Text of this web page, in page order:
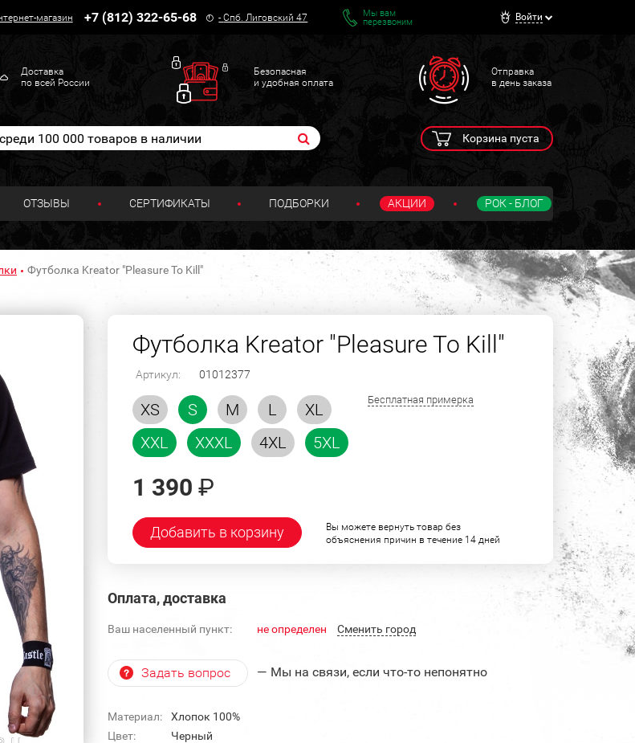
магазин +7 (812) 322-65-68 -Спб. Лиговский 47
Мы вам
перезвоним
Войти
Доставка
по всей России
Безопасная
и удобная оплата
Отправка
в день заказа
Корзина пуста
ОТЗЫВЫ СЕРТИФИКАТЫ ПОДБОРКИ АКЦИИ РОК - БЛОГ
Футболка Kreator "Pleasure To Kill"
Футболка Kreator "Pleasure To Kill"
Артикул: 01012377
XS S M L
XL
XXL
XXXL 4XL 5XL
Бесплатная примерка
1 390 ₽
Добавить в корзину
Вы можете вернуть товар без
объяснения причин в течение 14 дней
Оплата, доставка
Ваш населенный пункт: не определен Cменить город
Задать вопрос — Мы на связи, если что-то непонятно
Материал:
Хлопок 100%
Цвет:
Черный